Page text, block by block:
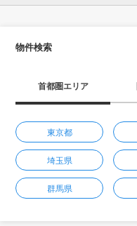
物件検索
首都圏エリア
東京都
埼玉県
群馬県